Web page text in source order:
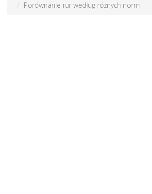
Porównanie rur według różnych norm